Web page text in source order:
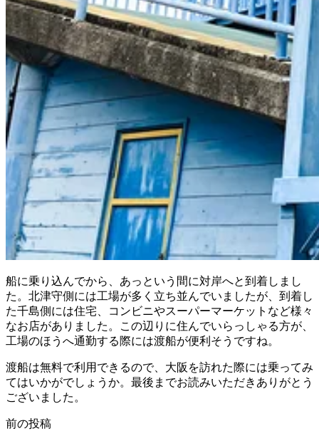
船に乗り込んでから、あっという間に対岸へと到着しまし
た。北津守側には工場が多く立ち並んでいましたが、到着し
た千島側には住宅、コンビニやスーパーマーケットなど様々
なお店がありました。この辺りに住んでいらっしゃる方が、
工場のほうへ通勤する際には渡船が便利そうですね。
渡船は無料で利用できるので、大阪を訪れた際には乗ってみ
てはいかがでしょうか。最後までお読みいただきありがとう
ございました。
前の投稿